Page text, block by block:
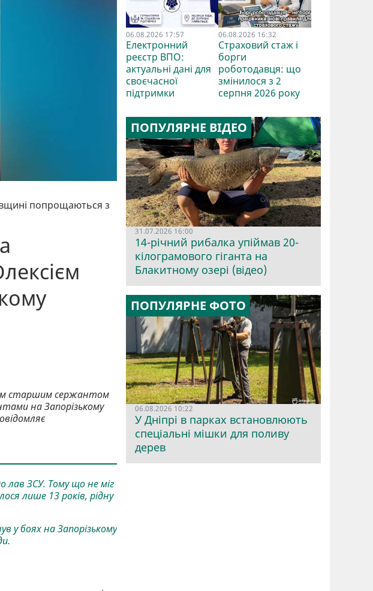
попрощаються з
старшим сержантом
на Запорізькому
лав ЗСУ. Тому що не міг
лише 13 років, рідну
у боях на Запорізькому
06.08.2026 17:57
Електронний
реєстр ВПО:
актуальні дані для
своєчасної
підтримки
06.08.2026 16:32
Страховий стаж і
борги
роботодавця: що
змінилося з 2
серпня 2026 року
ПОПУЛЯРНЕ ВІДЕО
31.07.2026 16:00
14-річний рибалка упіймав 20-
кілограмового гіганта на
Блакитному озері (відео)
ПОПУЛЯРНЕ ФОТО
06.08.2026 10:22
У Дніпрі в парках встановлюють
спеціальні мішки для поливу
дерев